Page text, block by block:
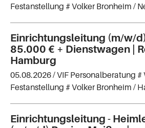
Festanstellung # Volker Bronheim /
Einrichtungsleitung (m/w/
85.000 € + Dienstwagen |
Hamburg
05.08.2026 /VIF Personalberatung
Festanstellung # Volker Bronheim /
Einrichtungsleitung -